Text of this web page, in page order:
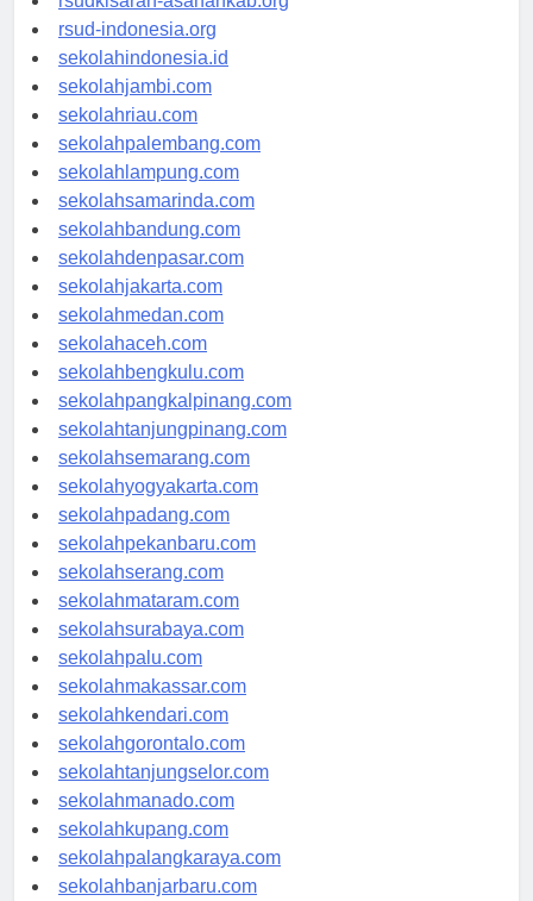
rsudkisaran-asahankab.org
rsud-indonesia.org
sekolahindonesia.id
sekolahjambi.com
sekolahriau.com
sekolahpalembang.com
sekolahlampung.com
sekolahsamarinda.com
sekolahbandung.com
sekolahdenpasar.com
sekolahjakarta.com
sekolahmedan.com
sekolahaceh.com
sekolahbengkulu.com
sekolahpangkalpinang.com
sekolahtanjungpinang.com
sekolahsemarang.com
sekolahyogyakarta.com
sekolahpadang.com
sekolahpekanbaru.com
sekolahserang.com
sekolahmataram.com
sekolahsurabaya.com
sekolahpalu.com
sekolahmakassar.com
sekolahkendari.com
sekolahgorontalo.com
sekolahtanjungselor.com
sekolahmanado.com
sekolahkupang.com
sekolahpalangkaraya.com